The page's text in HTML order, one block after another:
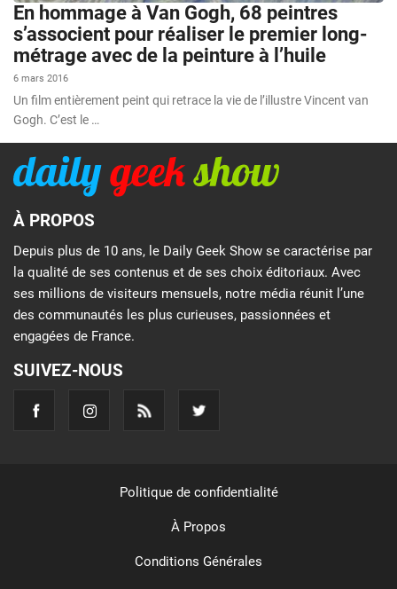
En hommage à Van Gogh, 68 peintres
s’associent pour réaliser le premier long-
métrage avec de la peinture à l’huile
6 mars 2016
Un film entièrement peint qui retrace la vie de l’illustre Vincent van
Gogh. C’est le …
À PROPOS
Depuis plus de 10 ans, le Daily Geek Show se caractérise par
la qualité de ses contenus et de ses choix éditoriaux. Avec
ses millions de visiteurs mensuels, notre média réunit l’une
des communautés les plus curieuses, passionnées et
engagées de France.
SUIVEZ-NOUS
Politique de confidentialité
À Propos
Conditions Générales